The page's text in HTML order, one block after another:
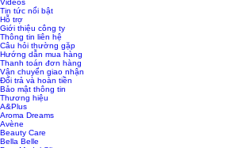
Videos
Tin tức nổi bật
Hỗ trợ
Giới thiệu công ty
Thông tin liên hệ
Câu hỏi thường gặp
Hướng dẫn mua hàng
Thanh toán đơn hàng
Vận chuyển giao nhận
Đổi trả và hoàn tiền
Bảo mật thông tin
Thương hiệu
A&Plus
Aroma Dreams
Avène
Beauty Care
Bella Belle